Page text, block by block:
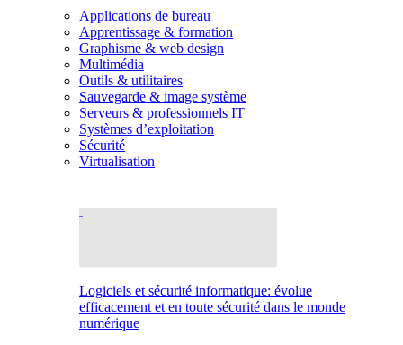
Applications de bureau
Apprentissage & formation
Graphisme & web design
Multimédia
Outils & utilitaires
Sauvegarde & image système
Serveurs & professionnels IT
Systèmes d’exploitation
Sécurité
Virtualisation
Logiciels et sécurité informatique: évolue
efficacement et en toute sécurité dans le monde
numérique